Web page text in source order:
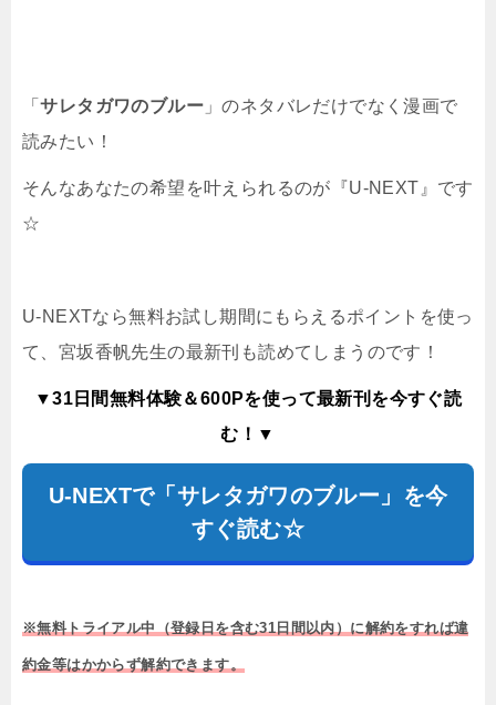
「サレタガワのブルー 」のネタバレだけでなく漫画で
読みたい！
そんなあなたの希望を叶えられるのが『U-NEXT』です
☆
U-NEXTなら無料お試し期間にもらえるポイントを使っ
て、宮坂香帆先生の最新刊も読めてしまうのです！
▼31日間無料体験＆600Pを使って最新刊を今すぐ読
む！▼
U-NEXTで「サレタガワのブルー」を今
すぐ読む☆
※無料トライアル中（登録日を含む31日間以内）に解約をすれば違
約金等はかからず解約できます。